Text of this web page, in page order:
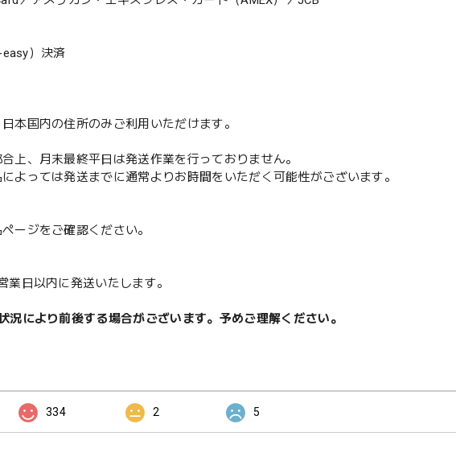
）決済
本国内の住所のみご利用いただけます。
上、月末最終平日は発送作業を行っておりません。
よっては発送までに通常よりお時間をいただく可能性がございます。
ージをご確認ください。
業日以内に発送いたします。
況により前後する場合がございます。予めご理解ください。
334 2 5